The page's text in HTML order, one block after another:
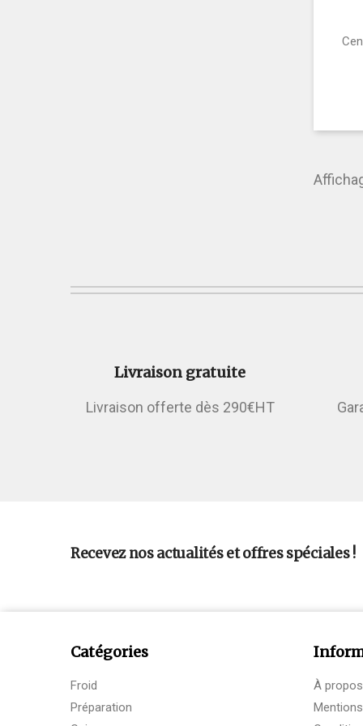
Livraison gratuite
Livraison offerte dès 290€HT
Recevez nos actualités et offres spéciales !
Catégories
Froid
Préparation
À propos